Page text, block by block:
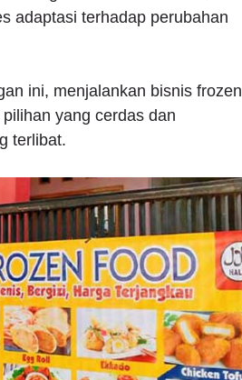
adaptasi terhadap perubahan
ini, menjalankan bisnis frozen
yang cerdas dan
terlibat.